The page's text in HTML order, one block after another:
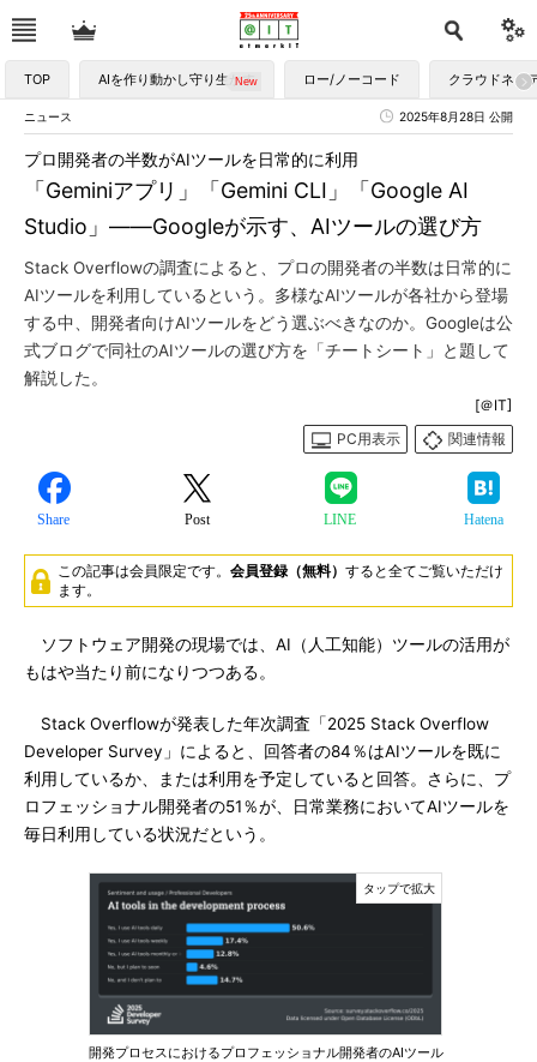
TOP AIを作り動かし守り生かす ロー/ノーコード クラウドネイ
ニュース 2025年8月28日 公開
「Geminiアプリ」「Gemini CLI」「Google AI
Studio」――Googleが示す、AIツールの選び方
プロ開発者の半数がAIツールを日常的に利用
Stack Overflowの調査によると、プロの開発者の半数は日常的に
AIツールを利用しているという。多様なAIツールが各社から登場
する中、開発者向けAIツールをどう選ぶべきなのか。Googleは公
式ブログで同社のAIツールの選び方を「チートシート」と題して
解説した。
[＠IT]
PC用表示
関連情報
Share Post LINE Hatena
この記事は会員限定です。 会員登録（無料） すると全てご覧いただけ
ます。
ソフトウェア開発の現場では、AI（人工知能）ツールの活用が
もはや当たり前になりつつある。
Stack Overflowが発表した年次調査「2025 Stack Overflow
Developer Survey」によると、回答者の84％はAIツールを既に
利用しているか、または利用を予定していると回答。さらに、プ
ロフェッショナル開発者の51％が、日常業務においてAIツールを
毎日利用している状況だという。
開発プロセスにおけるプロフェッショナル開発者のAIツール